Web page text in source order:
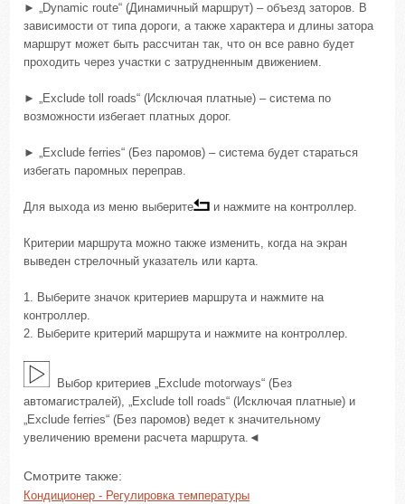
► „Dynamic route“ (Динамичный маршрут) – объезд заторов. В
зависимости от типа дороги, а также характера и длины затора
маршрут может быть рассчитан так, что он все равно будет
проходить через участки с затрудненным движением.
► „Exclude toll roads“ (Исключая платные) – система по
возможности избегает платных дорог.
► „Exclude ferries“ (Без паромов) – система будет стараться
избегать паромных переправ.
Для выхода из меню выберите и нажмите на контроллер.
Критерии маршрута можно также изменить, когда на экран
выведен стрелочный указатель или карта.
1. Выберите значок критериев маршрута и нажмите на
контроллер.
2. Выберите критерий маршрута и нажмите на контроллер.
Выбор критериев „Exclude motorways“ (Без
автомагистралей), „Exclude toll roads“ (Исключая платные) и
„Exclude ferries“ (Без паромов) ведет к значительному
увеличению времени расчета маршрута.◄
Смотрите также:
Кондиционер - Регулировка температуры